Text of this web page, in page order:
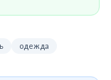
одежда